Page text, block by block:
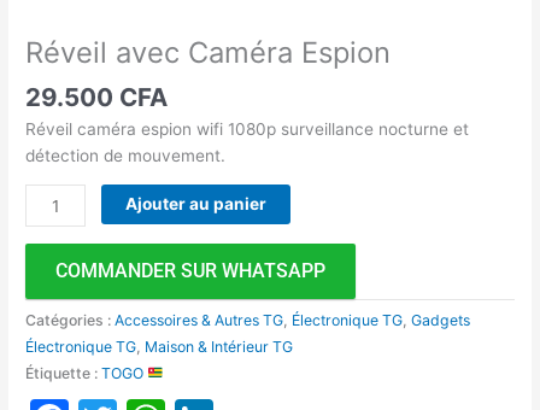
Réveil avec Caméra Espion
29.500 CFA
Réveil caméra espion wifi 1080p surveillance nocturne et
détection de mouvement.
Ajouter au panier
COMMANDER SUR WHATSAPP
Catégories :Accessoires & Autres TG, Électronique TG,Gadgets
Électronique TG, Maison & Intérieur TG
Étiquette :TOGO